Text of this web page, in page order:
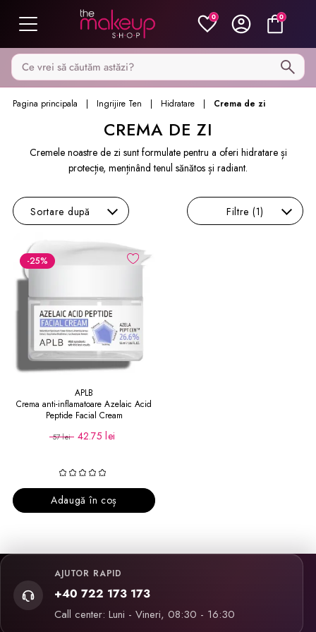
0 0
Caută pe MakeupShop
Pagina principala Ingrijire Ten Hidratare Crema de zi
CREMA DE ZI
Cremele noastre de zi sunt formulate pentru a oferi hidratare și
protecție, menținând tenul sănătos și radiant.
Sortare după Filtre (1)
-25%
APLB
Crema anti-inflamatoare Azelaic Acid
Peptide Facial Cream
57 lei 42.75 lei
Adaugă în coș
AJUTOR RAPID
+40 722 173 173
Call center: Luni - Vineri, 08:30 - 16:30